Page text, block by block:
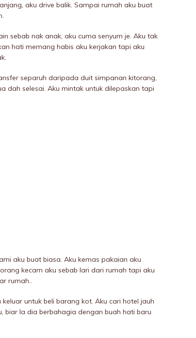
aku drive balik. Sampai rumah aku buat
sebab nak anak, aku cuma senyum je. Aku tak
hati memang habis aku kerjakan tapi aku
separuh daripada duit simpanan kitorang,
dah selesai. Aku mintak untuk dilepaskan tapi
aku buat biasa. Aku kemas pakaian aku
kecam aku sebab lari dari rumah tapi aku
rumah..
untuk beli barang kot. Aku cari hotel jauh
biar la dia berbahagia dengan buah hati baru